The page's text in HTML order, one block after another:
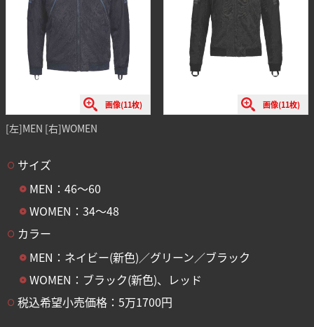
画像(11枚) 画像(11枚)
[左]MEN [右]WOMEN
サイズ
MEN：46〜60
WOMEN：34〜48
カラー
MEN：ネイビー(新色)／グリーン／ブラック
WOMEN：ブラック(新色)、レッド
税込希望小売価格：5万1700円